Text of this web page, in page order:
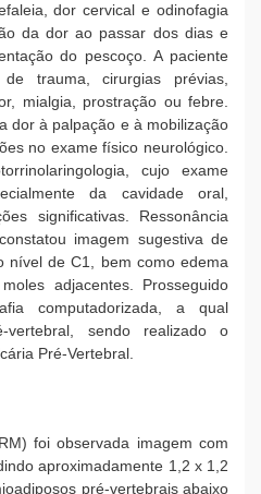
dor cervical e odinofagia
da dor ao passar dos dias e
do pescoço. A paciente
trauma, cirurgias prévias,
mialgia, prostração ou febre.
dor à palpação e à mobilização
no exame físico neurológico.
cujo exame
da cavidade oral,
significativas. Ressonância
imagem sugestiva de
nível de C1, bem como edema
adjacentes. Prosseguido
computadorizada, a qual
vertebral, sendo realizado o
Pré-Vertebral.
foi observada imagem com
aproximadamente 1,2 x 1,2
pré-vertebrais abaixo